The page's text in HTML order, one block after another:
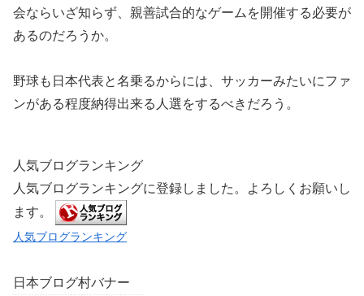
会ならいざ知らず、親善試合的なゲームを開催する必要が
あるのだろうか。
野球も日本代表と名乗るからには、サッカーみたいにファ
ンがある程度納得出来る人選をするべきだろう。
人気ブログランキング
人気ブログランキングに登録しました。よろしくお願いし
ます。
人気ブログランキング
日本ブログ村バナー